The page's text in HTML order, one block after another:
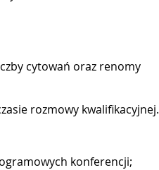
cytowań oraz renomy
rozmowy kwalifikacyjnej.
konferencji;